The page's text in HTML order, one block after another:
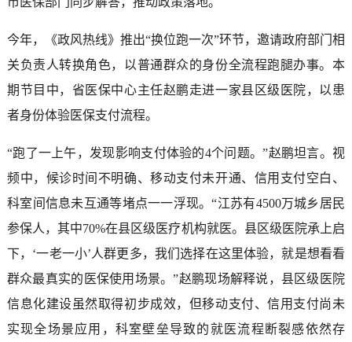
今年，《政风热线》推出“换位跑一次”环节，邀请政府部门相
关负责人转换角色，以普通群众的身份全流程跑腿办事。本
期节目中，省医保中心主任赵鹏走进一家县区级医院，以患
者身份体验医保支付流程。
“跑了一上午，发现影响支付体验的4个问题。”赵鹏坦言。视
频中，候诊时间不明确、移动支付未开通、信用支付空白、
科室间信息未互通等堵点一一浮现。“江苏有4500万城乡居民
参保人，其中70%在县区级医疗机构就医。县区级医院承上启
下，‘一老一小’人群更多，我们选择在这里体验，就是想看看
群众最真实的医保使用场景。”赵鹏现场解释说，县区级医院
信息化建设虽然取得初步成效，但移动支付、信用支付尚未
实现全场景应用，科室壁垒导致的就医流程断裂感依然存